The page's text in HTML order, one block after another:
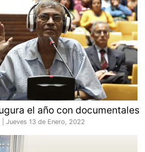
el año con documentales
Jueves 13 de Enero, 2022